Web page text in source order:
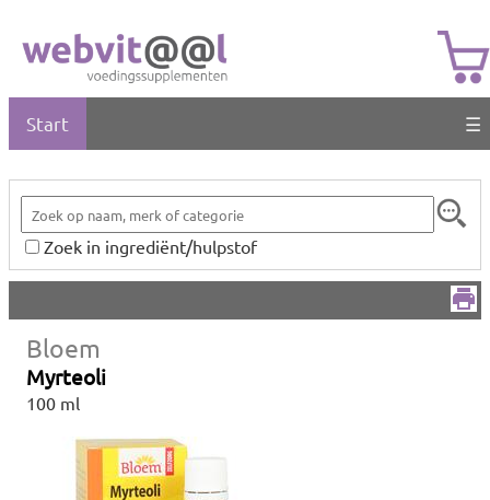
Start ☰
Zoek in ingrediënt/hulpstof
Bloem
Myrteoli
100 ml